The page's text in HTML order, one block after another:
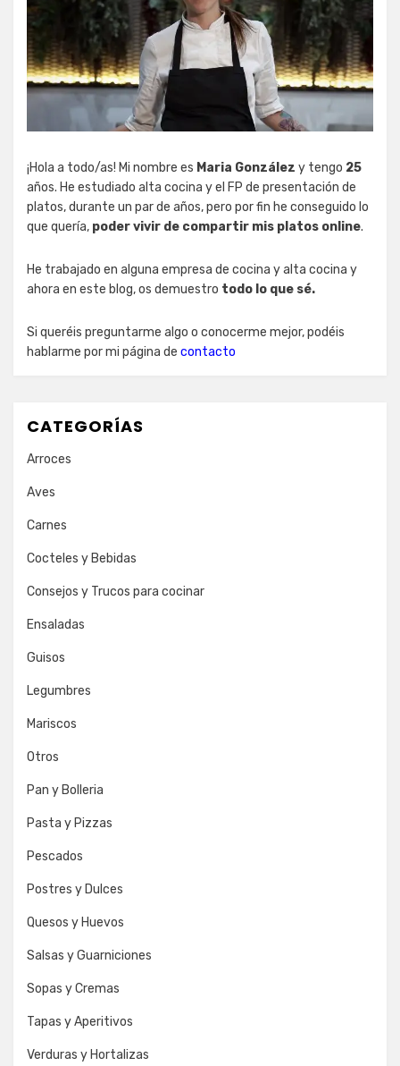
¡Hola a todo/as! Mi nombre es Maria González y tengo 25
años. He estudiado alta cocina y el FP de presentación de
platos, durante un par de años, pero por fin he conseguido lo
que quería, poder vivir de compartir mis platos online.
He trabajado en alguna empresa de cocina y alta cocina y
ahora en este blog, os demuestro todo lo que sé.
Si queréis preguntarme algo o conocerme mejor, podéis
hablarme por mi página de contacto
CATEGORÍAS
Arroces
Aves
Carnes
Cocteles y Bebidas
Consejos y Trucos para cocinar
Ensaladas
Guisos
Legumbres
Mariscos
Otros
Pan y Bolleria
Pasta y Pizzas
Pescados
Postres y Dulces
Quesos y Huevos
Salsas y Guarniciones
Sopas y Cremas
Tapas y Aperitivos
Verduras y Hortalizas